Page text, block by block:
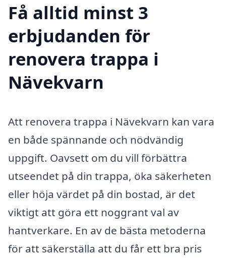
Få alltid minst 3
erbjudanden för
renovera trappa i
Nävekvarn
Att renovera trappa i Nävekvarn kan vara
en både spännande och nödvändig
uppgift. Oavsett om du vill förbättra
utseendet på din trappa, öka säkerheten
eller höja värdet på din bostad, är det
viktigt att göra ett noggrant val av
hantverkare. En av de bästa metoderna
för att säkerställa att du får ett bra pris